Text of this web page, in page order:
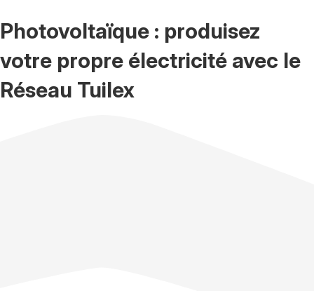
Photovoltaïque : produisez
votre propre électricité avec le
Réseau Tuilex